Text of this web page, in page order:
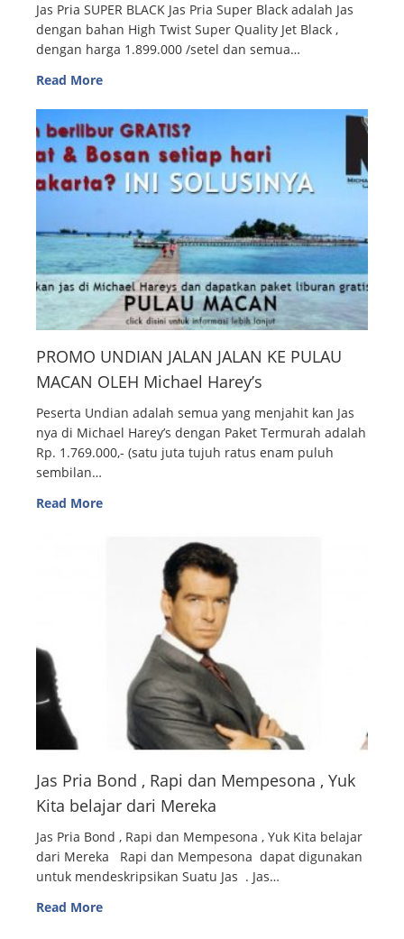
Jas Pria SUPER BLACK Jas Pria Super Black adalah Jas
dengan bahan High Twist Super Quality Jet Black ,
dengan harga 1.899.000 /setel dan semua…
Read More
PROMO UNDIAN JALAN JALAN KE PULAU
MACAN OLEH Michael Harey’s
Peserta Undian adalah semua yang menjahit kan Jas
nya di Michael Harey’s dengan Paket Termurah adalah
Rp. 1.769.000,- (satu juta tujuh ratus enam puluh
sembilan…
Read More
Jas Pria Bond , Rapi dan Mempesona , Yuk
Kita belajar dari Mereka
Jas Pria Bond , Rapi dan Mempesona , Yuk Kita belajar
dari Mereka Rapi dan Mempesona dapat digunakan
untuk mendeskripsikan Suatu Jas . Jas…
Read More